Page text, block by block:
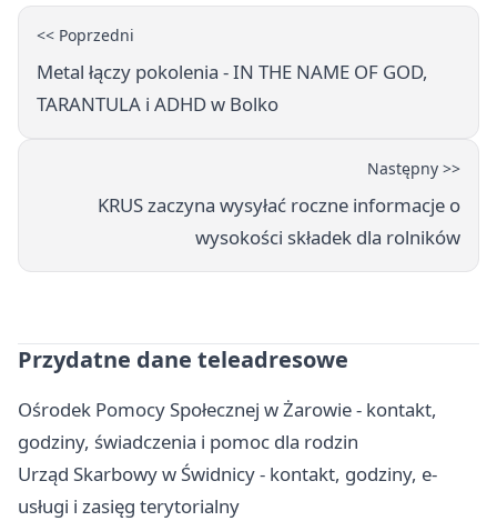
<< Poprzedni
Metal łączy pokolenia - IN THE NAME OF GOD,
TARANTULA i ADHD w Bolko
Następny >>
KRUS zaczyna wysyłać roczne informacje o
wysokości składek dla rolników
Przydatne dane teleadresowe
Ośrodek Pomocy Społecznej w Żarowie - kontakt,
godziny, świadczenia i pomoc dla rodzin
Urząd Skarbowy w Świdnicy - kontakt, godziny, e-
usługi i zasięg terytorialny